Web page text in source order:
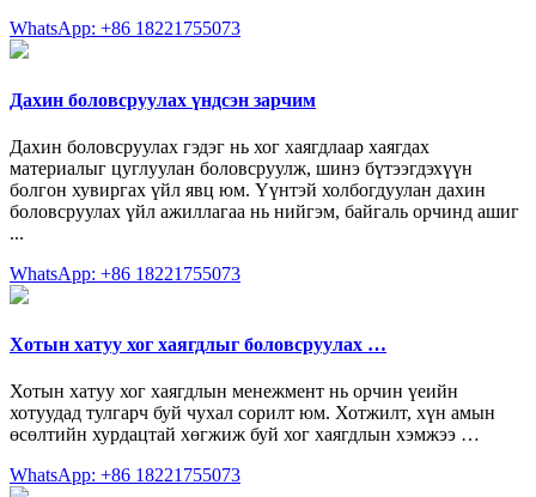
WhatsApp: +86 18221755073
Дахин боловсруулах үндсэн зарчим
Дахин боловсруулах гэдэг нь хог хаягдлаар хаягдах
материалыг цуглуулан боловсруулж, шинэ бүтээгдэхүүн
болгон хувиргах үйл явц юм. Үүнтэй холбогдуулан дахин
боловсруулах үйл ажиллагаа нь нийгэм, байгаль орчинд ашиг
...
WhatsApp: +86 18221755073
Хотын хатуу хог хаягдлыг боловсруулах …
Хотын хатуу хог хаягдлын менежмент нь орчин үеийн
хотуудад тулгарч буй чухал сорилт юм. Хотжилт, хүн амын
өсөлтийн хурдацтай хөгжиж буй хог хаягдлын хэмжээ …
WhatsApp: +86 18221755073